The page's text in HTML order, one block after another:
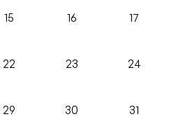
15 16 17
22 23 24
29 30 31